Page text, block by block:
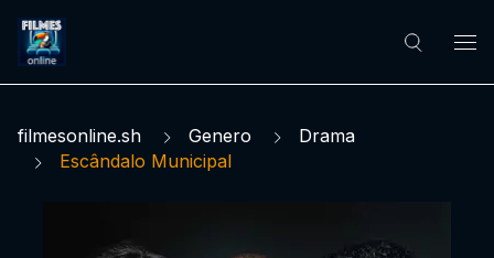
filmesonline.sh Genero
Drama
Escândalo Municipal